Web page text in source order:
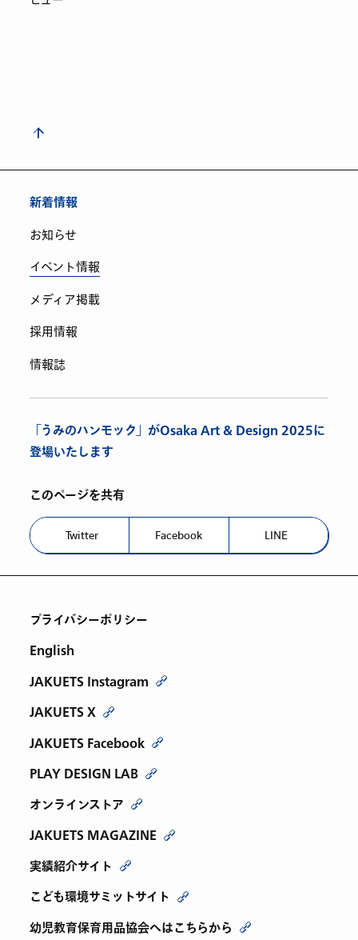
新着情報
お知らせ
イベント情報
メディア掲載
採用情報
情報誌
「うみのハンモック」がOsaka Art & Design 2025に
登場いたします
このページを共有
Twitter Facebook LINE
プライバシーポリシー
English
JAKUETS Instagram
JAKUETS X
JAKUETS Facebook
PLAY DESIGN LAB
オンラインストア
JAKUETS MAGAZINE
実績紹介サイト
こども環境サミットサイト
幼児教育保育用品協会へはこちらから